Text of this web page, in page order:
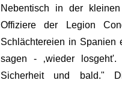
Nebentisch in der
Offiziere der Legion
Schlächtereien in Spanien
sagen - ‚wieder
Sicherheit und bald."